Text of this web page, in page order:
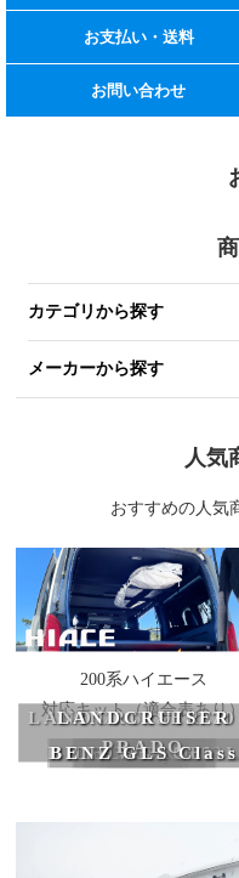
お支払い・送料
お問い合わせ
カテゴリから探す
メーカーから探す
人気
おすすめの人気
200系ハイエース
対応キット（適合表あり
LANDCRUISER 70
80
N-VAN
SPACIA
HIACE Super GL
FJ CRUISER
DELICA D:5
TOWNACE
LANDCRUISER
PRADO
BENZ GLS Class